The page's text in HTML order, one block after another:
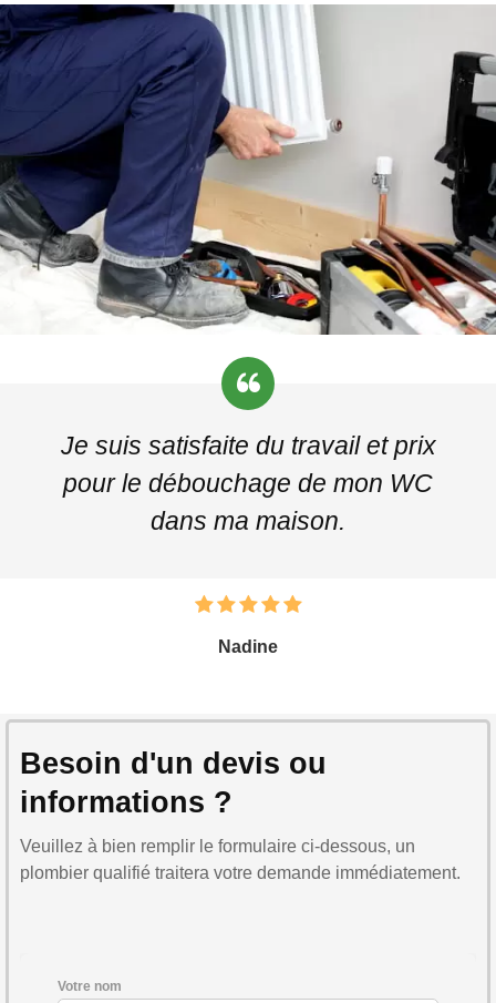
Je suis satisfaite du travail et prix
pour le débouchage de mon WC
dans ma maison.
Nadine
Besoin d'un devis ou
informations ?
Veuillez à bien remplir le formulaire ci-dessous, un
plombier qualifié traitera votre demande immédiatement.
Votre nom